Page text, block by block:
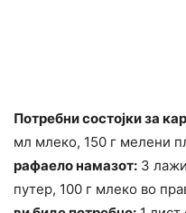
Потребни состојки за
мл млеко, 150 г мелени
рафаело намазот: 3
путер, 100 г млеко во